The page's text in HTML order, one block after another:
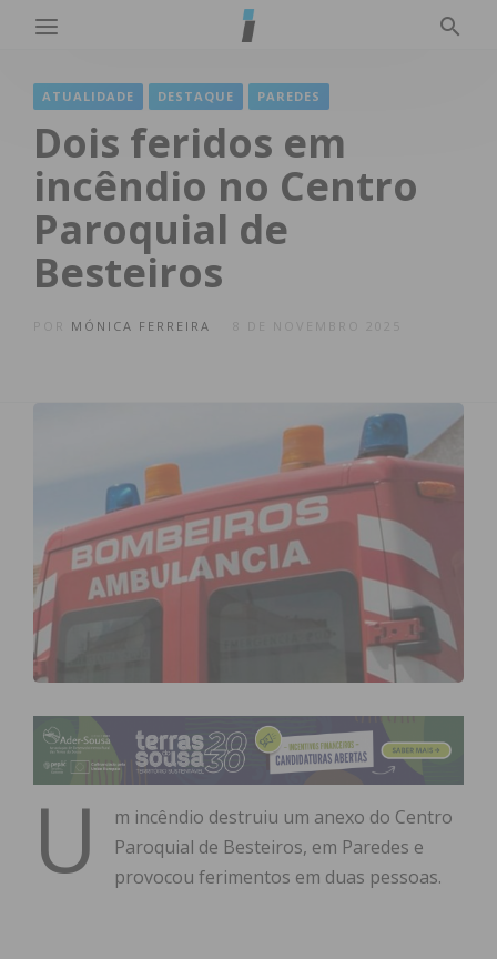
ATUALIDADE DESTAQUE PAREDES
Dois feridos em
incêndio no Centro
Paroquial de
Besteiros
MÓNICA FERREIRA
U
m incêndio destruiu um anexo do Centro
Paroquial de Besteiros, em Paredes e
provocou ferimentos em duas pessoas.